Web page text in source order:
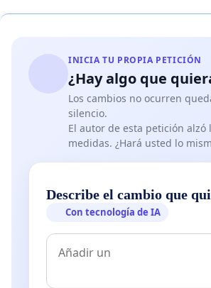
INICIA TU PROPIA PETICIÓN
¿Hay algo que
Los cambios no ocurren
silencio.
El autor de esta petición alzó
medidas. ¿Hará usted lo
Describe el cambio que
Con tecnología de IA